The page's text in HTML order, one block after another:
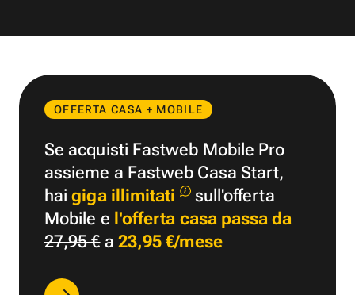
OFFERTA CASA + MOBILE
Se acquisti Fastweb Mobile Pro
assieme a Fastweb Casa Start,
haigiga illimitati
sull'offerta
Mobile e l'offerta casa passa da
27,95 €a 23,95 €/mese